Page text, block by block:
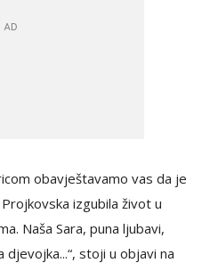
obavještavamo vas da je
izgubila život u
Naša Sara, puna ljubavi,
stoji u objavi na